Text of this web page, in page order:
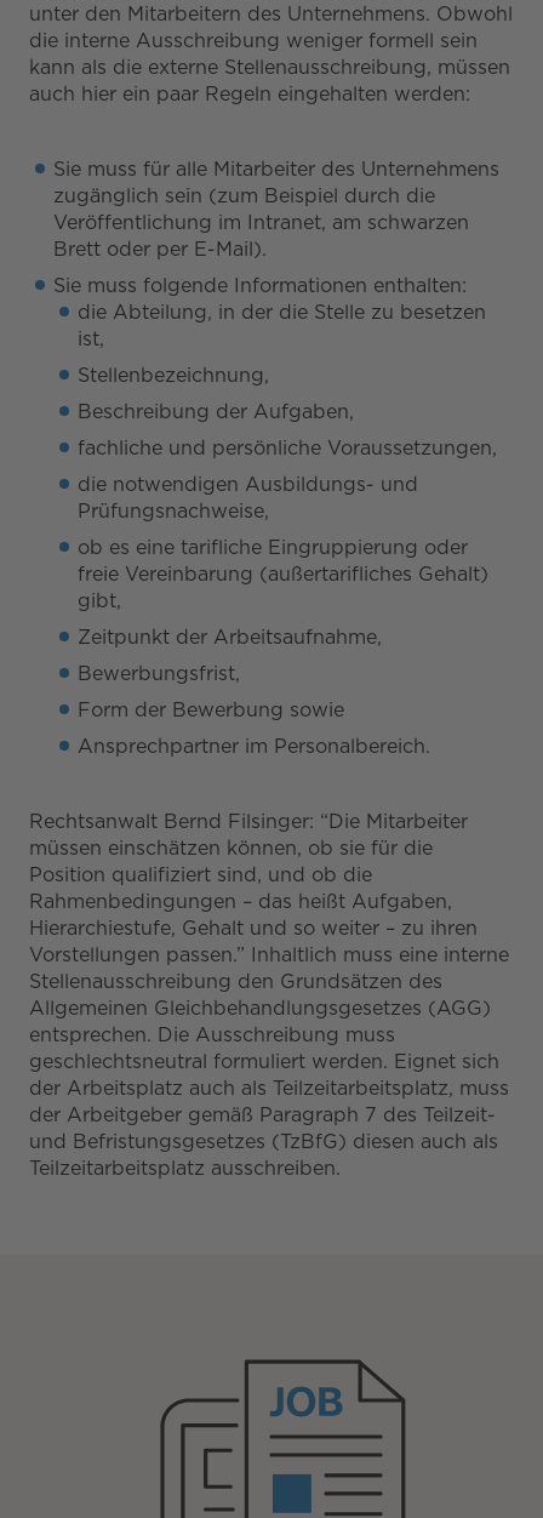
unter den Mitarbeitern des Unternehmens. Obwohl
die interne Ausschreibung weniger formell sein
kann als die externe Stellenausschreibung, müssen
auch hier ein paar Regeln eingehalten werden:
Sie muss für alle Mitarbeiter des Unternehmens
zugänglich sein (zum Beispiel durch die
Veröffentlichung im Intranet, am schwarzen
Brett oder per E-Mail).
Sie muss folgende Informationen enthalten:
die Abteilung, in der die Stelle zu besetzen
ist,
Stellenbezeichnung,
Beschreibung der Aufgaben,
fachliche und persönliche Voraussetzungen,
die notwendigen Ausbildungs- und
Prüfungsnachweise,
ob es eine tarifliche Eingruppierung oder
freie Vereinbarung (außertarifliches Gehalt)
gibt,
Zeitpunkt der Arbeitsaufnahme,
Bewerbungsfrist,
Form der Bewerbung sowie
Ansprechpartner im Personalbereich.
Rechtsanwalt Bernd Filsinger: “Die Mitarbeiter
müssen einschätzen können, ob sie für die
Position qualifiziert sind, und ob die
Rahmenbedingungen – das heißt Aufgaben,
Hierarchiestufe, Gehalt und so weiter – zu ihren
Vorstellungen passen.” Inhaltlich muss eine interne
Stellenausschreibung den Grundsätzen des
Allgemeinen Gleichbehandlungsgesetzes (AGG)
entsprechen. Die Ausschreibung muss
geschlechtsneutral formuliert werden. Eignet sich
der Arbeitsplatz auch als Teilzeitarbeitsplatz, muss
der Arbeitgeber gemäß Paragraph 7 des Teilzeit-
und Befristungsgesetzes (TzBfG) diesen auch als
Teilzeitarbeitsplatz ausschreiben.